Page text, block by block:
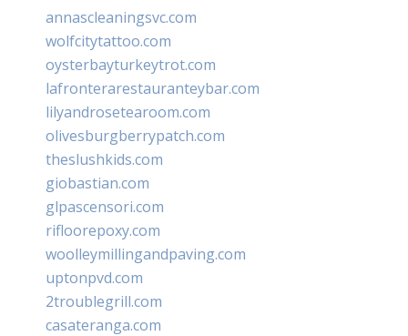
annascleaningsvc.com
wolfcitytattoo.com
oysterbayturkeytrot.com
lafronterarestauranteybar.com
lilyandrosetearoom.com
olivesburgberrypatch.com
theslushkids.com
giobastian.com
glpascensori.com
rifloorepoxy.com
woolleymillingandpaving.com
uptonpvd.com
2troublegrill.com
casateranga.com